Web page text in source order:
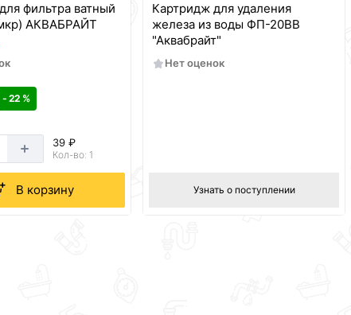
фильтра ватный
SLIM 10 (5мкр) АКВАБРАЙТ
- 22 %
39 ₽
Кол-во: 1
В корзину
Картридж для удаления
железа из воды ФП-20BB
"Аквабрайт"
Нет оценок
Узнать о поступлении